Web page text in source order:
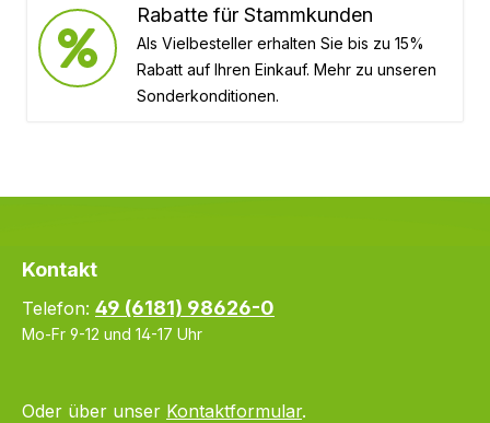
Rabatte für Stammkunden
Als Vielbesteller erhalten Sie bis zu 15%
Rabatt auf Ihren Einkauf. Mehr zu unseren
Sonderkonditionen.
Kontakt
Telefon: 49 (6181) 98626-0
Mo-Fr 9-12 und 14-17 Uhr
Oder über unser Kontaktformular.